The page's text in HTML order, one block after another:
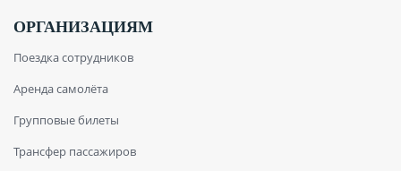
ОРГАНИЗАЦИЯМ
Поездка сотрудников
Аренда самолёта
Групповые билеты
Трансфер пассажиров